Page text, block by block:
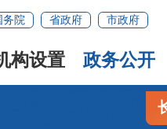
务院 省政府 市政府
构设置 政务公开